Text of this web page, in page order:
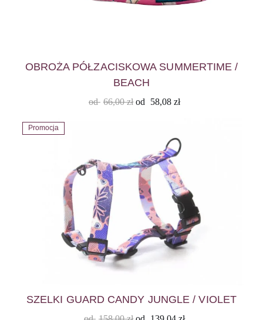
OBROŻA PÓŁZACISKOWA SUMMERTIME /
BEACH
od 66,00zł od 58,08 zł
Promocja
SZELKI GUARD CANDY JUNGLE / VIOLET